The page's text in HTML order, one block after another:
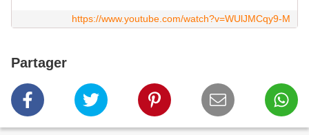
https://www.youtube.com/watch?v=WUlJMCqy9-M
Partager